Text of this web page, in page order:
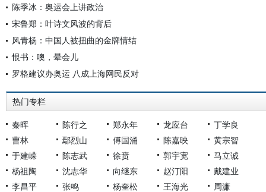
陈季冰：奥运会上讲政治
宋鲁郑：叶诗文风波的背后
风青杨：中国人被扭曲的金牌情结
恨书：噢，晕会儿
罗格建议办奥运 八成上海网民反对
热门专栏
秦晖 陈行之 郑永年 龙应台
丁学良
曹林
鄢烈山 傅国涌 陈嘉映
黄宗智
于建嵘
陈志武 徐贲 郭宇宽
马立诚
杨祖陶
沈志华 向继东 赵汀阳
戴建业
李昌平
张鸣 杨奎松 王海光 周濂